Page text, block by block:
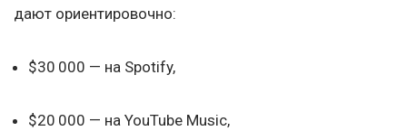
дают ориентировочно:
$30 000 — на Spotify,
$20 000 — на YouTube Music,